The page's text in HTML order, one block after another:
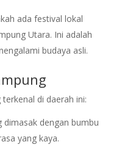
ada festival lokal
Utara. Ini adalah
budaya asli.
di daerah ini:
dimasak dengan bumbu
yang kaya.